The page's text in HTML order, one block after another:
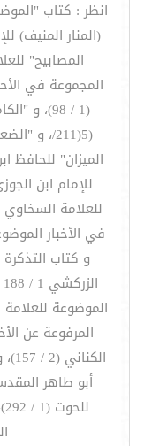
المجموعة في
(1 / 98)،
و كتاب
المرفوعة عن